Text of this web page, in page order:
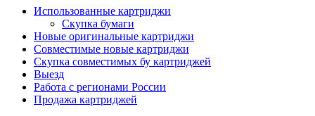
Использованные картриджи
Скупка бумаги
Новые оригинальные картриджи
Совместимые новые картриджи
Скупка совместимых бу картриджей
Выезд
Работа с регионами России
Продажа картриджей